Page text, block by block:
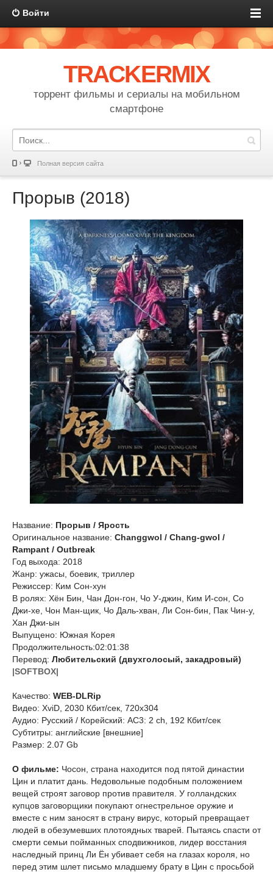
Войти
TRACKERMIX
торрент фильмы и сериалы на мобильном
смартфоне
Полная версия сайта
Прорыв (2018)
Название: Прорыв / Ярость
Оригинальное название: Changgwol / Chang-gwol /
Rampant / Outbreak
Год выхода: 2018
Жанр: ужасы, боевик, триллер
Режиссер: Ким Сон-хун
В ролях: Хён Бин, Чан Дон-гон, Чо У-джин, Ким И-сон, Со
Джи-хе, Чон Ман-щик, Чо Даль-хван, Ли Сон-бин, Пак Чин-у,
Хан Джи-ын
Выпущено: Южная Корея
Продолжительность:02:01:38
Перевод: Любительский (двухголосый, закадровый)
|SOFTBOX|
Качество: WEB-DLRip
Видео: XviD, 2030 Кбит/сек, 720x304
Аудио: Русский / Корейский: AC3: 2 ch, 192 Кбит/сек
Субтитры: английские [внешние]
Размер: 2.07 Gb
О фильме: Чосон, страна находится под пятой династии
Цин и платит дань. Недовольные подобным положением
вещей строят заговор против правителя. У голландских
купцов заговорщики покупают огнестрельное оружие и
вместе с ним заносят в страну вирус, который превращает
людей в обезумевших плотоядных тварей. Пытаясь спасти от
смерти семьи пойманных сподвижников, лидер восстания
наследный принц Ли Ён убивает себя на глазах короля, но
перед этим шлет письмо младшему брату в Цин с просьбой